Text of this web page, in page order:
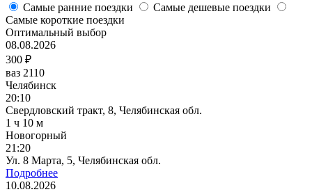
Самые ранние поездки
Самые дешевые поездки
Самые короткие поездки
Оптимальный выбор
08.08.2026
300 ₽
ваз 2110
Челябинск
20:10
Свердловский тракт, 8, Челябинская обл.
1 ч 10 м
Новогорный
21:20
Ул. 8 Марта, 5, Челябинская обл.
Подробнее
10.08.2026